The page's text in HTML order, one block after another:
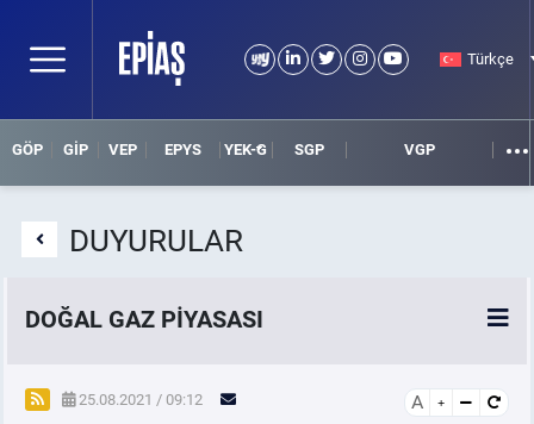
Türkçe
GÖP GİP VEP EPYS YEK-G SGP VGP
DUYURULAR
DOĞAL GAZ PİYASASI
SPOT DOĞAL GAZ PİYASASI
25.08.2021 / 09:12 A